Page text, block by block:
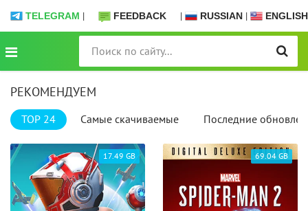
TELEGRAM | FEEDBACK | RUSSIAN | ENGLISH
РЕКОМЕНДУЕМ
TOP 24 Самые скачиваемые Последние
17.49 GB 69.04 GB